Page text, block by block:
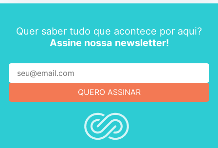
Quer saber tudo que acontece por aqui?
Assine nossa newsletter!